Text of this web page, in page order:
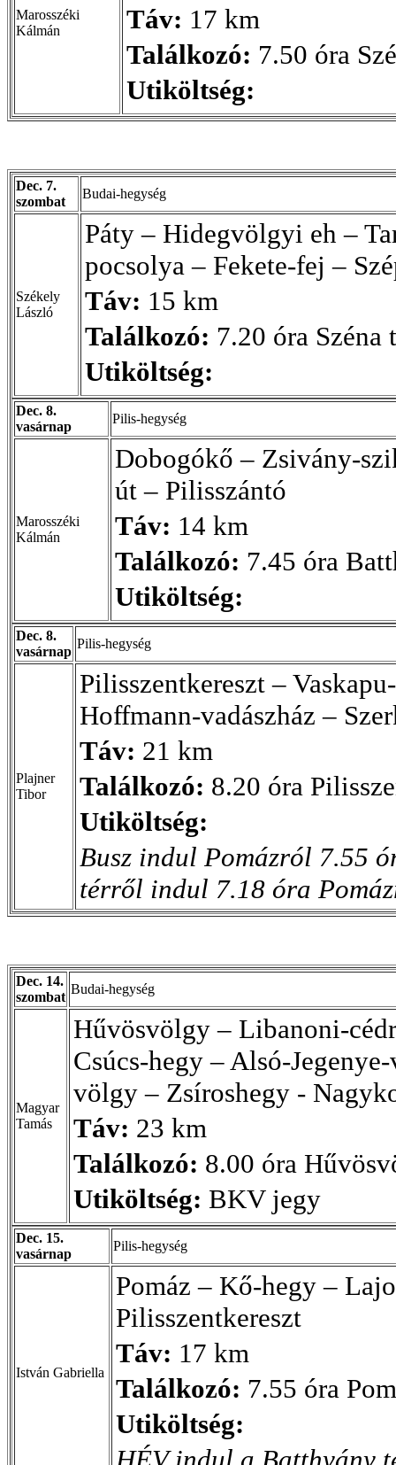
Marosszéki
Kálmán
Táv: 17 km
Találkozó: 7.50 óra
Utiköltség:
Dec. 7.
szombat
Budai-hegység
Székely
László
Páty – Hidegvölgyi eh –
pocsolya – Fekete-fej –
Táv: 15 km
Találkozó: 7.20 óra Széna
Utiköltség:
Dec. 8.
vasárnap
Pilis-hegység
Marosszéki
Kálmán
Dobogókő – Zsivány-
út – Pilisszántó
Táv: 14 km
Találkozó: 7.45 óra
Utiköltség:
Dec. 8.
vasárnap
Pilis-hegység
Plajner
Tibor
Pilisszentkereszt –
Hoffmann-vadászház –
Táv: 21 km
Találkozó: 8.20 óra
Utiköltség:
Busz indul Pomázról 7.55
térről indul 7.18 óra
Dec. 14.
szombat
Budai-hegység
Magyar
Tamás
Hűvösvölgy – Libanoni-
Csúcs-hegy – Alsó-
völgy – Zsíroshegy -
Táv: 23 km
Találkozó: 8.00 óra
Utiköltség: BKV jegy
Dec. 15.
vasárnap
Pilis-hegység
István Gabriella
Pomáz – Kő-hegy –
Pilisszentkereszt
Táv: 17 km
Találkozó: 7.55 óra
Utiköltség: